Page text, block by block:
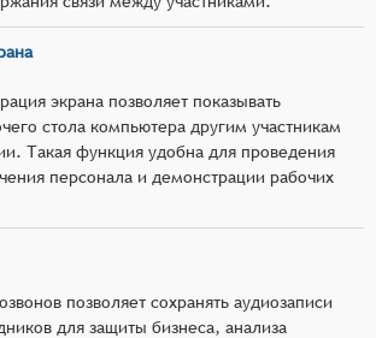
экрана позволяет показывать
стола компьютера другим участникам
Такая функция удобна для проведения
персонала и демонстрации рабочих
позволяет сохранять аудиозаписи
для защиты бизнеса, анализа